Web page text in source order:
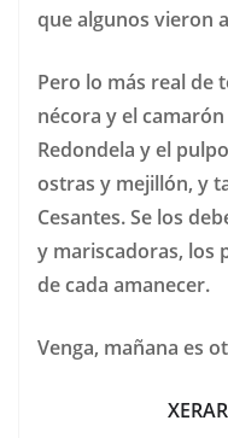
que algunos vieron
Pero lo más real de
nécora y el
Redondela y el
ostras y mejillón, y
Cesantes. Se los
y mariscadoras, los
de cada amanecer.
Venga, mañana es